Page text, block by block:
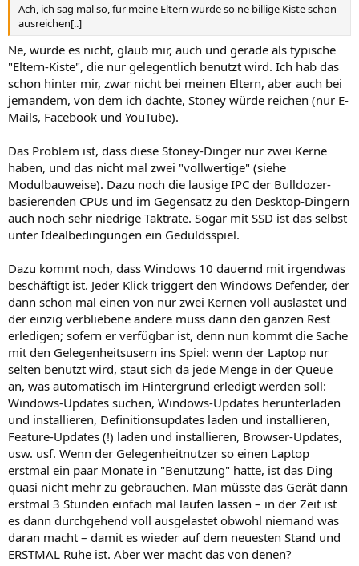
Ach, ich sag mal so, für meine Eltern würde so ne billige Kiste schon
ausreichen[..]
Ne, würde es nicht, glaub mir, auch und gerade als typische
"Eltern-Kiste", die nur gelegentlich benutzt wird. Ich hab das
schon hinter mir, zwar nicht bei meinen Eltern, aber auch bei
jemandem, von dem ich dachte, Stoney würde reichen (nur E-
Mails, Facebook und YouTube).
Das Problem ist, dass diese Stoney-Dinger nur zwei Kerne
haben, und das nicht mal zwei "vollwertige" (siehe
Modulbauweise). Dazu noch die lausige IPC der Bulldozer-
basierenden CPUs und im Gegensatz zu den Desktop-Dingern
auch noch sehr niedrige Taktrate. Sogar mit SSD ist das selbst
unter Idealbedingungen ein Geduldsspiel.
Dazu kommt noch, dass Windows 10 dauernd mit irgendwas
beschäftigt ist. Jeder Klick triggert den Windows Defender, der
dann schon mal einen von nur zwei Kernen voll auslastet und
der einzig verbliebene andere muss dann den ganzen Rest
erledigen; sofern er verfügbar ist, denn nun kommt die Sache
mit den Gelegenheitsusern ins Spiel: wenn der Laptop nur
selten benutzt wird, staut sich da jede Menge in der Queue
an, was automatisch im Hintergrund erledigt werden soll:
Windows-Updates suchen, Windows-Updates herunterladen
und installieren, Definitionsupdates laden und installieren,
Feature-Updates (!) laden und installieren, Browser-Updates,
usw. usf. Wenn der Gelegenheitnutzer so einen Laptop
erstmal ein paar Monate in "Benutzung" hatte, ist das Ding
quasi nicht mehr zu gebrauchen. Man müsste das Gerät dann
erstmal 3 Stunden einfach mal laufen lassen – in der Zeit ist
es dann durchgehend voll ausgelastet obwohl niemand was
daran macht – damit es wieder auf dem neuesten Stand und
ERSTMAL Ruhe ist. Aber wer macht das von denen?